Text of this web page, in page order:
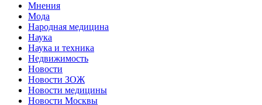
Мнения
Мода
Народная медицина
Наука
Наука и техника
Недвижимость
Новости
Новости ЗОЖ
Новости медицины
Новости Москвы